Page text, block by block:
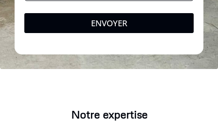
ENVOYER
Notre expertise